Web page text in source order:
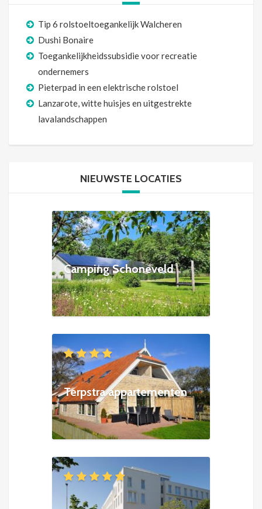
Tip 6 rolstoeltoegankelijk Walcheren
Dushi Bonaire
Toegankelijkheidssubsidie voor recreatie
ondernemers
Pieterpad in een elektrische rolstoel
Lanzarote, witte huisjes en uitgestrekte
lavalandschappen
NIEUWSTE LOCATIES
Camping Schoneveld
Terpstra appartementen